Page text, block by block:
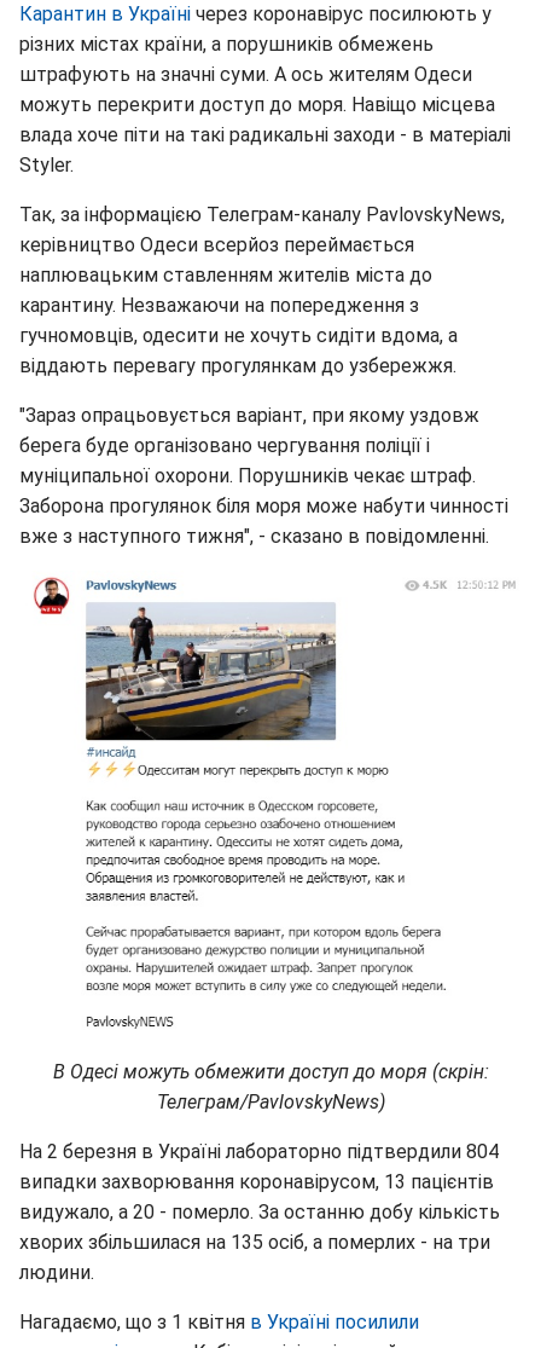
Карантин в Україні через коронавірус посилюють у
різних містах країни, а порушників обмежень
штрафують на значні суми. А ось жителям Одеси
можуть перекрити доступ до моря. Навіщо місцева
влада хоче піти на такі радикальні заходи - в матеріалі
Styler.
Так, за інформацією Телеграм-каналу PavlovskyNews,
керівництво Одеси всерйоз переймається
наплювацьким ставленням жителів міста до
карантину. Незважаючи на попередження з
гучномовців, одесити не хочуть сидіти вдома, а
віддають перевагу прогулянкам до узбережжя.
"Зараз опрацьовується варіант, при якому уздовж
берега буде організовано чергування поліції і
муніципальної охорони. Порушників чекає штраф.
Заборона прогулянок біля моря може набути чинності
вже з наступного тижня", - сказано в повідомленні.
В Одесі можуть обмежити доступ до моря (скрін:
Телеграм/PavlovskyNews)
На 2 березня в Україні лабораторно підтвердили 804
випадки захворювання коронавірусом, 13 пацієнтів
видужало, а 20 - померло. За останню добу кількість
хворих збільшилася на 135 осіб, а померлих - на три
людини.
Нагадаємо, що з 1 квітня в Україні посилили